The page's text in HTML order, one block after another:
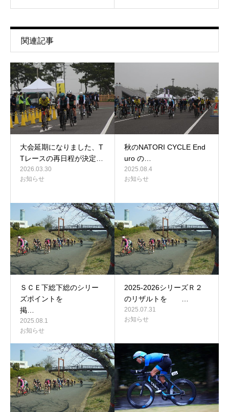
関連記事
大会延期になりました、T
Tレースの再日程が決定…
2026.03.30
お知らせ
秋のNATORI CYCLE End
uro の…
2025.08.4
お知らせ
ＳＣＥ下総下総のシリー
ズポイントを
掲…
2025.08.1
お知らせ
2025-2026シリーズＲ２
のリザルトを …
2025.07.31
お知らせ